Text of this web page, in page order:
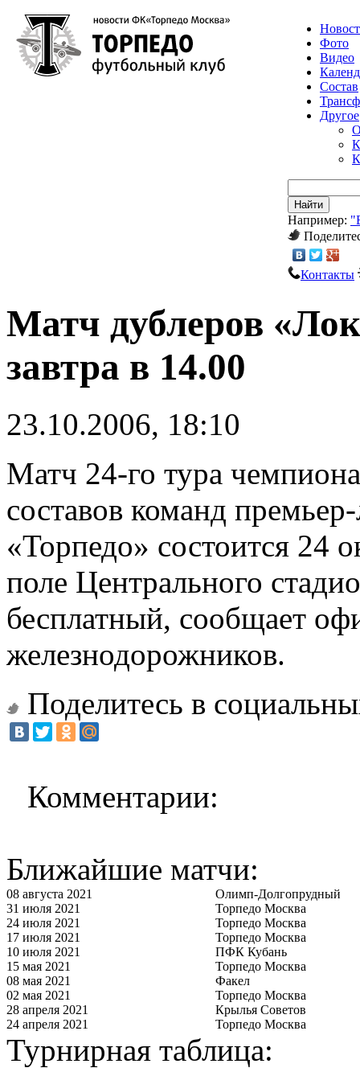
Фото
Видео
Состав
Другое
Найти
Например:
Контакты
Матч дублеров
завтра в 14.00
23.10.2006, 18:10
Матч 24-го тура
составов команд
«Торпедо» состоится 24
поле Центрального
бесплатный, сообщает
железнодорожников.
Поделитесь в
Комментарии:
Ближайшие матчи:
08 августа 2021
Олимп-Долгопрудный
31 июля 2021
Торпедо Москва
24 июля 2021
Торпедо Москва
17 июля 2021
Торпедо Москва
10 июля 2021
ПФК Кубань
15 мая 2021
Торпедо Москва
08 мая 2021
Факел
02 мая 2021
Торпедо Москва
28 апреля 2021
Крылья Советов
24 апреля 2021
Торпедо Москва
Турнирная таблица: